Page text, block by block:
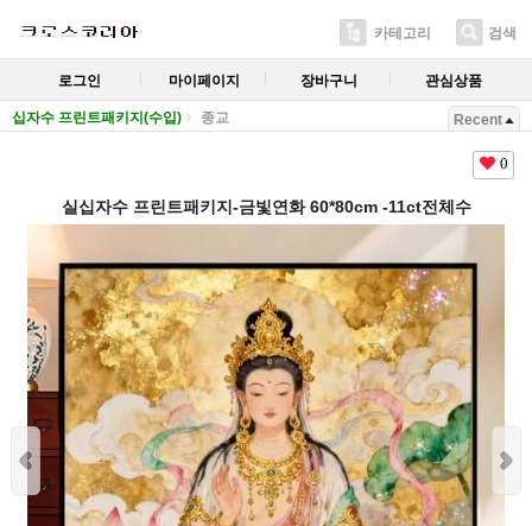
카테고리 검색
로그인 마이페이지 장바구니 관심상품
십자수 프린트패키지(수입) 종교 Recent
0
실십자수 프린트패키지-금빛연화 60*80cm -11ct전체수